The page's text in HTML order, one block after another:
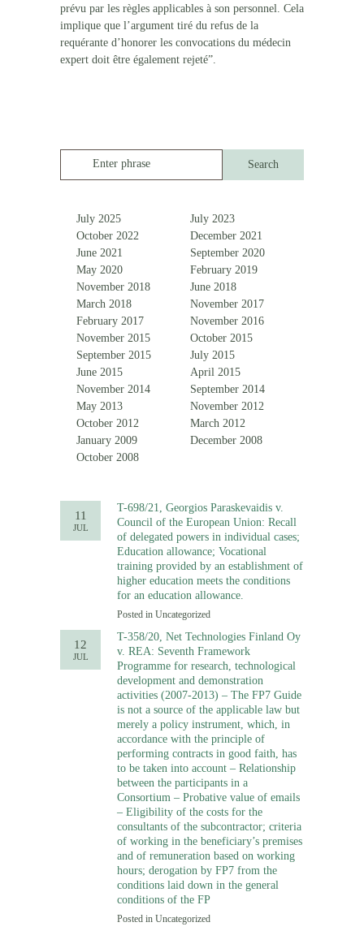
prévu par les règles applicables à son personnel. Cela
implique que l’argument tiré du refus de la
requérante d’honorer les convocations du médecin
expert doit être également rejeté”.
Enter phrase
July 2025
July 2023
October 2022
December 2021
June 2021
September 2020
May 2020
February 2019
November 2018
June 2018
March 2018
November 2017
February 2017
November 2016
November 2015
October 2015
September 2015
July 2015
June 2015
April 2015
November 2014
September 2014
May 2013
November 2012
October 2012
March 2012
January 2009
December 2008
October 2008
11
JUL
T-698/21, Georgios Paraskevaidis v.
Council of the European Union: Recall
of delegated powers in individual cases;
Education allowance; Vocational
training provided by an establishment of
higher education meets the conditions
for an education allowance.
Posted in Uncategorized
12
JUL
T-358/20, Net Technologies Finland Oy
v. REA: Seventh Framework
Programme for research, technological
development and demonstration
activities (2007-2013) – The FP7 Guide
is not a source of the applicable law but
merely a policy instrument, which, in
accordance with the principle of
performing contracts in good faith, has
to be taken into account – Relationship
between the participants in a
Consortium – Probative value of emails
– Eligibility of the costs for the
consultants of the subcontractor; criteria
of working in the beneficiary’s premises
and of remuneration based on working
hours; derogation by FP7 from the
conditions laid down in the general
conditions of the FP
Posted in Uncategorized